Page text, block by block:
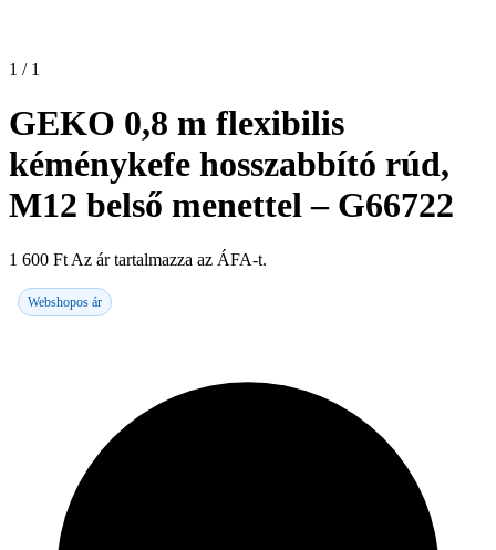
1 / 1
GEKO 0,8 m flexibilis
kéménykefe hosszabbító rúd,
M12 belső menettel – G66722
1 600 Ft Az ár tartalmazza az ÁFA-t.
Webshopos ár